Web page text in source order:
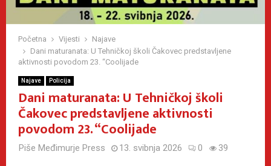
Početna Vijesti
Najave
Dani maturanata: U Tehničkoj školi Čakovec predstavljene
aktivnosti povodom 23. “Coolijade
Najave Policija
Dani maturanata: U Tehničkoj školi
Čakovec predstavljene aktivnosti
povodom 23. “Coolijade
Piše Međimurje Press 13. svibnja 2026 0 39